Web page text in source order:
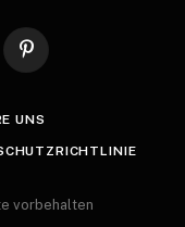
Pinterest
UNS
vorbehalten